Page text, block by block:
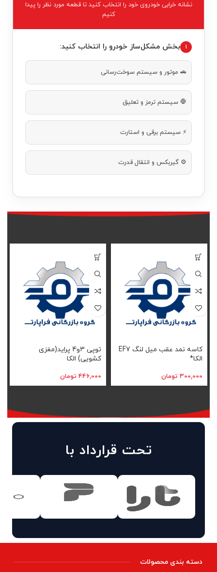
نشانه خرابی خودروی خود را انتخاب کنید تا قطعه مورد نظر را پیدا
کنیم
۱ بخش مشکل‌ساز خودرو را انتخاب کنید:
🚗 موتور و سیستم سوخت‌رسانی
🛑 سیستم ترمز و تعلیق
⚡ سیستم برقی و استارت
⚙️ گیربکس و انتقال قدرت
کاسه نمد عقب میل لنگ EF7
الکا*
300,000 تومان
توپی 3و4 پراید(مغزی
کشویی) الکا
446,000 تومان
تحت قرارداد با
دسته بندی محصولات